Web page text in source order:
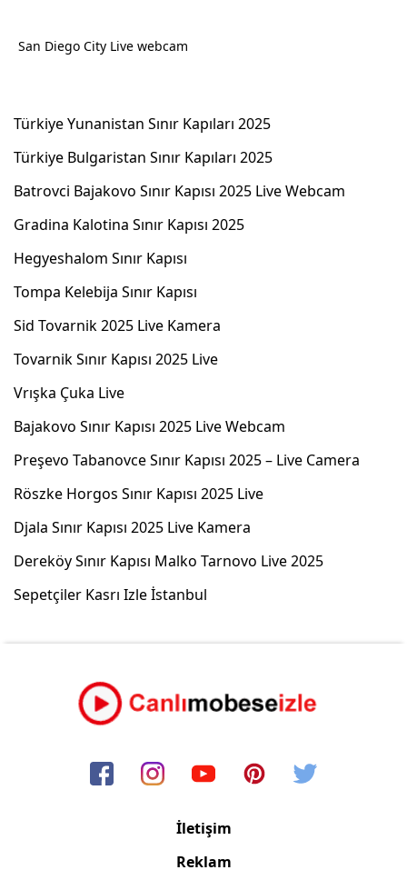
San Diego City Live webcam
Türkiye Yunanistan Sınır Kapıları 2025
Türkiye Bulgaristan Sınır Kapıları 2025
Batrovci Bajakovo Sınır Kapısı 2025 Live Webcam
Gradina Kalotina Sınır Kapısı 2025
Hegyeshalom Sınır Kapısı
Tompa Kelebija Sınır Kapısı
Sid Tovarnik 2025 Live Kamera
Tovarnik Sınır Kapısı 2025 Live
Vrışka Çuka Live
Bajakovo Sınır Kapısı 2025 Live Webcam
Preşevo Tabanovce Sınır Kapısı 2025 – Live Camera
Röszke Horgos Sınır Kapısı 2025 Live
Djala Sınır Kapısı 2025 Live Kamera
Dereköy Sınır Kapısı Malko Tarnovo Live 2025
Sepetçiler Kasrı Izle İstanbul
İletişim
Reklam